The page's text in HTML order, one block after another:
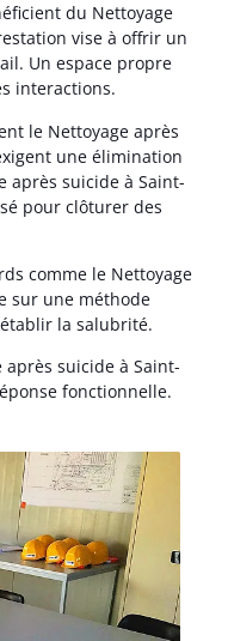
du Nettoyage
vise à offrir un
Un espace propre
interactions.
le Nettoyage après
une élimination
après suicide à Saint-
pour clôturer des
comme le Nettoyage
sur une méthode
la salubrité.
suicide à Saint-
fonctionnelle.